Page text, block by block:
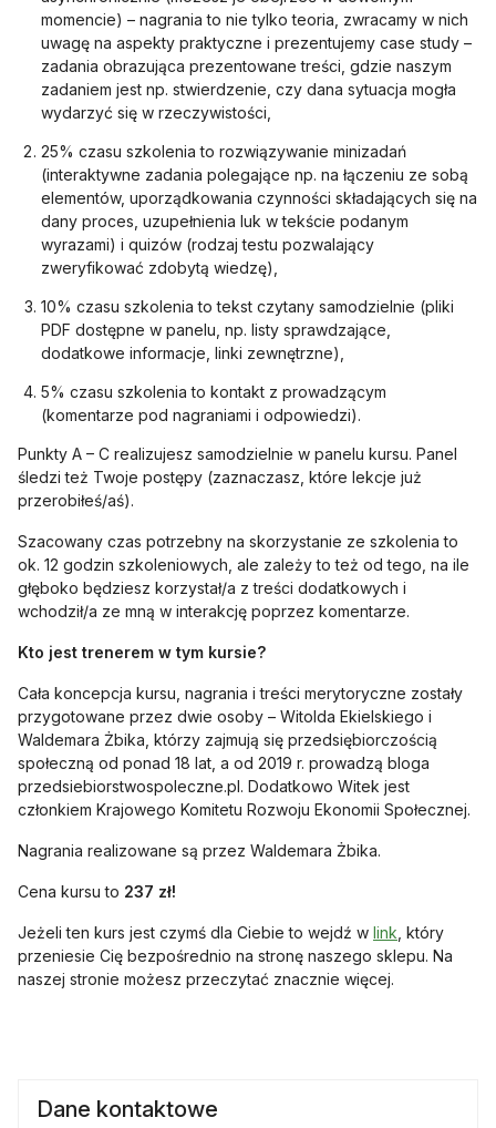
momencie) – nagrania to nie tylko teoria, zwracamy w nich
uwagę na aspekty praktyczne i prezentujemy case study –
zadania obrazująca prezentowane treści, gdzie naszym
zadaniem jest np. stwierdzenie, czy dana sytuacja mogła
wydarzyć się w rzeczywistości,
25% czasu szkolenia to rozwiązywanie minizadań
(interaktywne zadania polegające np. na łączeniu ze sobą
elementów, uporządkowania czynności składających się na
dany proces, uzupełnienia luk w tekście podanym
wyrazami) i quizów (rodzaj testu pozwalający
zweryfikować zdobytą wiedzę),
10% czasu szkolenia to tekst czytany samodzielnie (pliki
PDF dostępne w panelu, np. listy sprawdzające,
dodatkowe informacje, linki zewnętrzne),
5% czasu szkolenia to kontakt z prowadzącym
(komentarze pod nagraniami i odpowiedzi).
Punkty A – C realizujesz samodzielnie w panelu kursu. Panel
śledzi też Twoje postępy (zaznaczasz, które lekcje już
przerobiłeś/aś).
Szacowany czas potrzebny na skorzystanie ze szkolenia to
ok. 12 godzin szkoleniowych, ale zależy to też od tego, na ile
głęboko będziesz korzystał/a z treści dodatkowych i
wchodził/a ze mną w interakcję poprzez komentarze.
Kto jest trenerem w tym kursie?
Cała koncepcja kursu, nagrania i treści merytoryczne zostały
przygotowane przez dwie osoby – Witolda Ekielskiego i
Waldemara Żbika, którzy zajmują się przedsiębiorczością
społeczną od ponad 18 lat, a od 2019 r. prowadzą bloga
przedsiebiorstwospoleczne.pl. Dodatkowo Witek jest
członkiem Krajowego Komitetu Rozwoju Ekonomii Społecznej.
Nagrania realizowane są przez Waldemara Żbika.
Cena kursu to 237 zł!
Jeżeli ten kurs jest czymś dla Ciebie to wejdź w link otwiera się
, który
przeniesie Cię bezpośrednio na stronę naszego sklepu. Na
naszej stronie możesz przeczytać znacznie więcej.
Dane kontaktowe